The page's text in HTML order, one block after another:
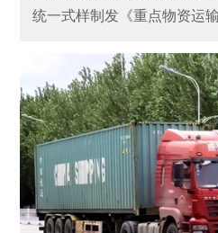
统一式样制发《重点物资运